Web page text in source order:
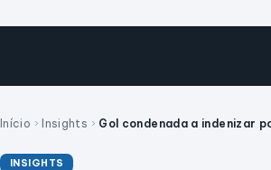
Início › Insights › Gol condenada a indenizar
INSIGHTS